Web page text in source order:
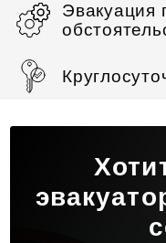
Эвакуация